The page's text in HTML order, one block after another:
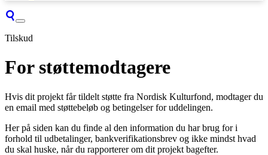
Tilskud
For støttemodtagere
Hvis dit projekt får tildelt støtte fra Nordisk Kulturfond, modtager du
en email med støttebeløb og betingelser for uddelingen.
Her på siden kan du finde al den information du har brug for i
forhold til udbetalinger, bankverifikationsbrev og ikke mindst hvad
du skal huske, når du rapporterer om dit projekt bagefter.